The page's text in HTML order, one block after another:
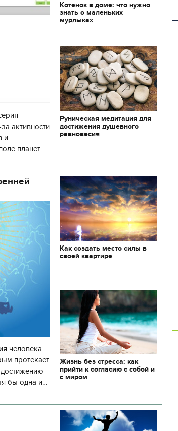
активности
и
планеты.
Котенок в доме: что нужно
знать о маленьких
мурлыках
Руническая медитация для
достижения душевного
равновесия
человека.
протекает
достижению
бы одна и
Как создать место силы в
своей квартире
Жизнь без стресса: как
прийти к согласию с собой и
с миром